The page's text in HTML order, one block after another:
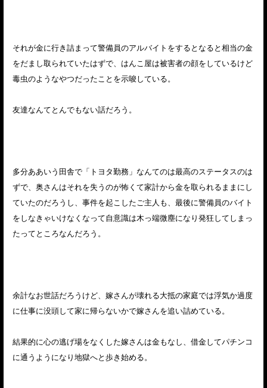
それが金に行き詰まって警備員のアルバイトをするとなると相当の金
をだまし取られていたはずで、はんこ屋は被害者の顔をしているけど
毒虫のようなやつだったことを示唆している。
友達なんてとんでもない話だろう。
多分ああいう田舎で「トヨタ勤務」なんてのは最高のステータスのは
ずで、奥さんはそれを失うのが怖くて家計から金を取られるままにし
ていたのだろうし、事件を起こしたご主人も、最後に警備員のバイト
をしなきゃいけなくなって自意識は木っ端微塵になり発狂してしまっ
たってところなんだろう。
余計なお世話だろうけど、嫁さんが壊れる大抵の家庭では浮気か過度
に仕事に没頭して家に帰らないかで嫁さんを追い詰めている。
結果的に心の逃げ場をなくした嫁さんは金もなし、借金してパチンコ
に通うようになり地獄へと歩き始める。